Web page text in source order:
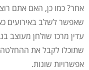
אחר? כמו כן, האם אתם
שאפשר לשלב באירועים
עדין מרכז שולחן מעוצב
שתוכלו לקבל את ההחלטה
אפשרויות שונות.